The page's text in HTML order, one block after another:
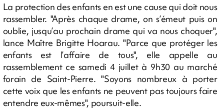
La protection des enfants en est une cause qui doit nous
rassembler. "Après chaque drame, on s’émeut puis on
oublie, jusqu’au prochain drame qui va nous choquer",
lance Maître Brigitte Hoarau. "Parce que protéger les
enfants est l’affaire de tous", elle appelle au
rassemblement ce samedi 4 juillet à 9h30 au marché
forain de Saint-Pierre. "Soyons nombreux à porter
cette voix que les enfants ne peuvent pas toujours faire
entendre eux-mêmes", poursuit-elle.